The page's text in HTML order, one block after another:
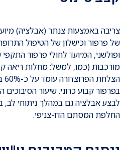
צריבה באמצעות צנתר (אבלציה)
של פרפור וכישלון של הטיפול
ופולשני, המיועד לחולי פרפור
לבצע אבלציה גם במהלך ניתוחי לב,
החלפת המסתם הדו-צניפי.